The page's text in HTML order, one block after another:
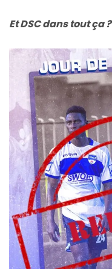
Et DSC dans tout ça ?